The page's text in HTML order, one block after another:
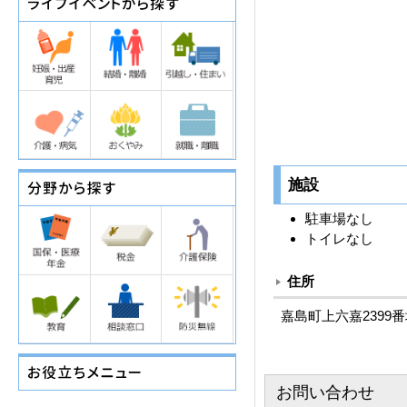
施設
駐車場なし
トイレなし
住所
嘉島町上六嘉2399
お問い合わせ